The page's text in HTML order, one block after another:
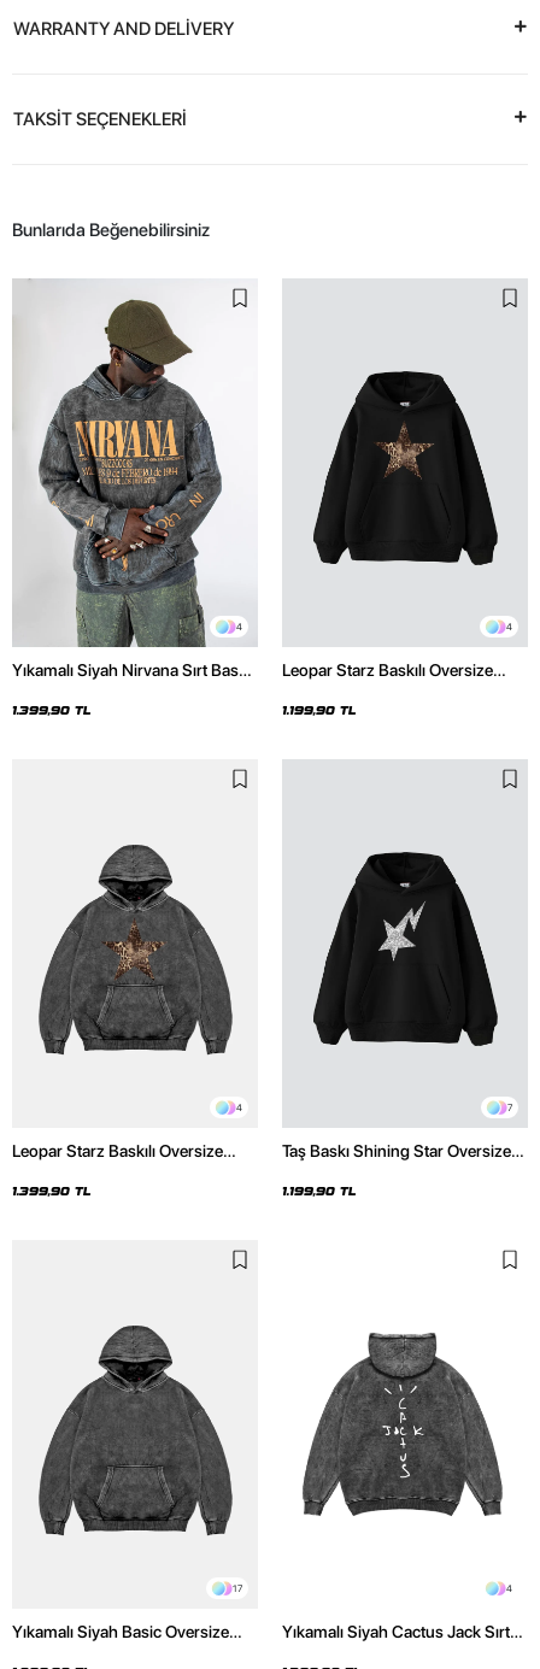
WARRANTY AND DELİVERY
TAKSİT SEÇENEKLERİ
Bunlarıda Beğenebilirsiniz
4
Yıkamalı Siyah Nirvana Sırt Baskılı
1.399,90 TL
4
Leopar Starz Baskılı Oversize
1.199,90 TL
4
Leopar Starz Baskılı Oversize
Hoodie
1.399,90 TL
7
Taş Baskı Shining Star Oversize
1.199,90 TL
17
Yıkamalı Siyah Basic Oversize
4
Yıkamalı Siyah Cactus Jack Sırt